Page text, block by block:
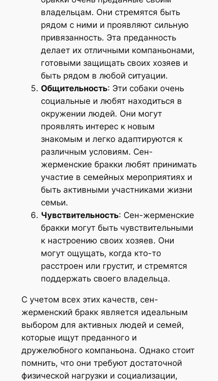
владельцам. Они стремятся быть
рядом с ними и проявляют сильную
привязанность. Эта преданность
делает их отличными компаньонами,
готовыми защищать своих хозяев и
быть рядом в любой ситуации.
Общительность: Эти собаки очень
социальные и любят находиться в
окружении людей. Они могут
проявлять интерес к новым
знакомым и легко адаптируются к
различным условиям. Сен-
жерменские бракки любят принимать
участие в семейных мероприятиях и
быть активными участниками жизни
семьи.
Чувствительность: Сен-жерменские
бракки могут быть чувствительными
к настроению своих хозяев. Они
могут ощущать, когда кто-то
расстроен или грустит, и стремятся
поддержать своего владельца.
С учетом всех этих качеств, сен-
жерменский бракк является идеальным
выбором для активных людей и семей,
которые ищут преданного и
дружелюбного компаньона. Однако стоит
помнить, что они требуют достаточной
физической нагрузки и социализации,